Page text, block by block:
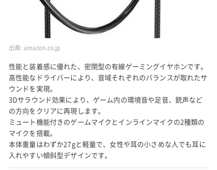
出典: amazon.co.jp
性能と装着感に優れた、密閉型の有線ゲーミングイヤホンです。
高性能なドライバーにより、音域それぞれのバランスが取れたサ
ウンドを実現。
3Dサラウンド効果により、ゲーム内の環境音や足音、銃声など
の方向をクリアに再現します。
ミュート機能付きのゲームマイクとインラインマイクの2種類の
マイクを搭載。
本体重量はわずか27gと軽量で、女性や耳の小さめな人でも耳に
入れやすい傾斜型デザインです。